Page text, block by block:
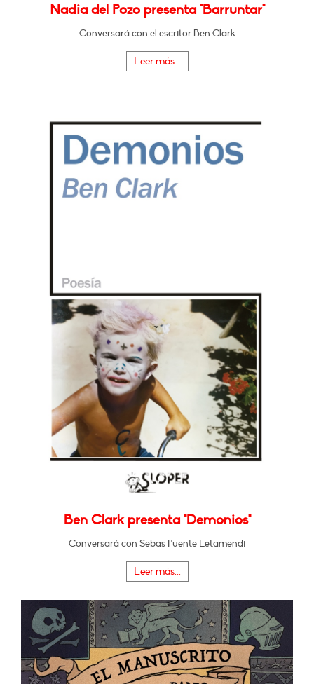
Nadia del Pozo presenta "Barruntar"
Conversará con el escritor Ben Clark
Leer más...
Ben Clark presenta "Demonios"
Conversará con Sebas Puente Letamendi
Leer más...